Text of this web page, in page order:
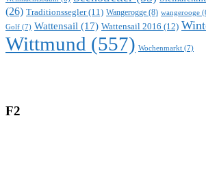
(26) Traditionssegler(11) Wangerogge (8) wangerooge
Golf (7) Wattensail (17) Wattensail 2016 (12)
Wittmund (557) Wochenmarkt (7)
F2